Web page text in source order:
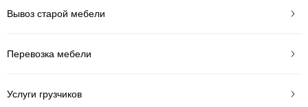
Вывоз старой мебели
Перевозка мебели
Услуги грузчиков